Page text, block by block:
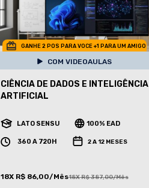
GANHE 2 POS PARA VOCE +1 PARA UM AMIGO
COM VIDEOAULAS
CIÊNCIA DE DADOS E INTELIGÊNCIA
ARTIFICIAL
LATO SENSU 100% EAD
360 A 720H 2 A 12 MESES
18X R$ 86,00/Mês18X R$ 387,00/Mês